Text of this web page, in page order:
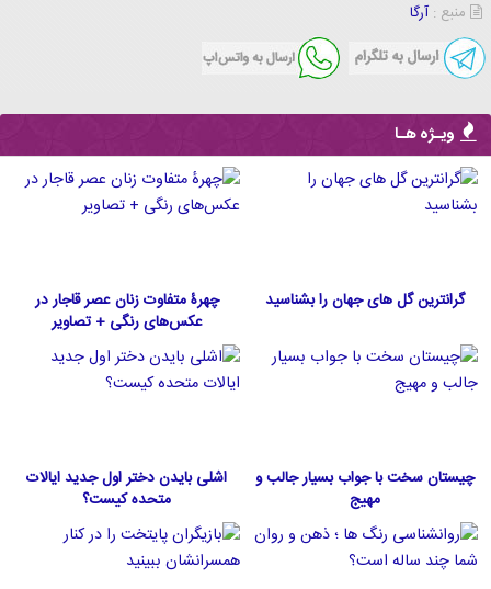
منبع : آرگا
ویـژه هـا
گرانترین گل های جهان را بشناسید
چهرۀ متفاوت زنان عصر قاجار در
عکس‌های رنگی + تصاویر
چیستان سخت با جواب بسیار جالب و
مهیج
اشلی بایدن دختر اول جدید ایالات
متحده كيست؟